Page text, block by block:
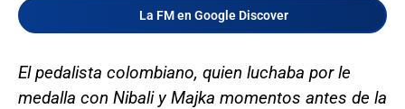
La FM en Google Discover
El pedalista colombiano, quien luchaba por le
medalla con Nibali y Majka momentos antes de la